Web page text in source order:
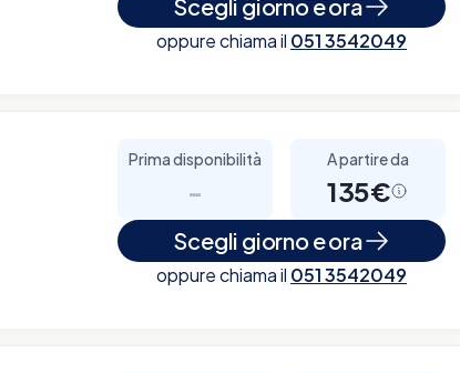
Scegli giorno e ora
oppure chiama il 051 3542049
Prima disponibilità
-
A partire da
135€
Scegli giorno e ora
oppure chiama il 051 3542049